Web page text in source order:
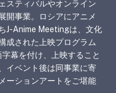
スティバルやオンライン
開事業。ロシアにアニメ
J-Anime Meetingは、文化
成された上映プログラム
幕を付け、上映すること
イベント後は同事業に寄
ーションアートをご堪能